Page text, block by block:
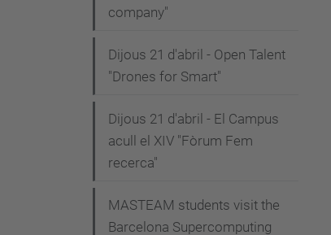
company"
Dijous 21 d'abril - Open Talent
"Drones for Smart"
Dijous 21 d'abril - El Campus
acull el XIV "Fòrum Fem
recerca"
MASTEAM students visit the
Barcelona Supercomputing